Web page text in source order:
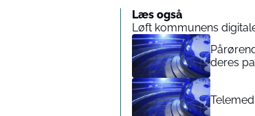
Læs også
Løft kommunens
deres